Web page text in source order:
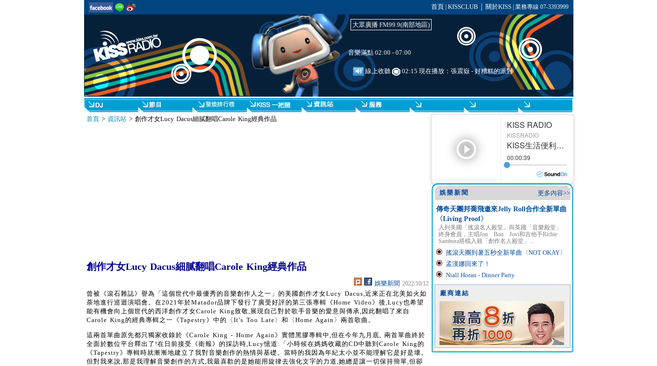
首頁 KISSCLUB 關於KISS| 業務專線 07-3393999
大眾廣播 FM99.9(南部地區)
音樂滿點 02:00 - 07:00
線上收聽 02:15 現在播放： 張震嶽 - 好糟糕的派對
首頁> 資訊站> 創作才女Lucy Dacus細膩翻唱Carole King經典作品
創作才女Lucy Dacus細膩翻唱Carole King經典作品
娛樂新聞 2022/10/12
曾被《滾石雜誌》譽為「這個世代中最優秀的音樂創作人之一」的美國創作才女Lucy Dacus,近來正在北美如火如
荼地進行巡迴演唱會。在2021年於Matador品牌下發行了廣受好評的第三張專輯《Home Video》後,Lucy也希望
能有機會向上個世代的西洋創作才女Carole King致敬,展現自己對於歌手音樂的愛意與傳承,因此翻唱了來自
Carole King的經典專輯之一《Tapestry》中的〈It’s Too Late〉和〈Home Again〉兩首歌曲。
這兩首單曲原先都只獨家收錄於《Carole King - Home Again》實體黑膠專輯中,但在今年九月底, 兩首單曲終於
全面於數位平台釋出了!在日前接受《衛報》的採訪時,Lucy憶道:「小時候在媽媽收藏的CD中聽到Carole King的
《Tapestry》專輯時就漸漸地建立了我對音樂創作的熱情與基礎。當時的我因為年紀太小並不能理解它是好是壞。
但對我來說,那是我理解音樂創作的方式,我最喜歡的是她能用旋律去強化文字的力道,她總是讓一切保持簡單,但卻
更多內容>>
娛樂新聞
傳奇天團邦喬飛邀來Jelly Roll合作全新單曲
〈Living Proof〉
入列美國「搖滾名人殿堂」與英國「音樂殿堂」
終身會員，主唱Jon Bon Jovi和吉他手Richie
Sambora搭檔入籍「創作名人殿堂」...
搖滾天團到暑五秒全新單曲〈NOT OKAY〉
孟漢娜回來了！
Niall Horan - Dinner Party
廠商連結